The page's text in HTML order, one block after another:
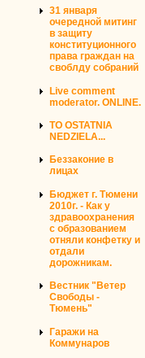
31 января
очередной митинг
в защиту
конституционного
права граждан на
своблду собраний
Live comment
moderator. ONLINE.
TO OSTATNIA
NEDZIELA...
Беззаконие в
лицах
Бюджет г. Тюмени
2010г. - Как у
здравоохранения
с образованием
отняли конфетку и
отдали
дорожникам.
Вестник "Ветер
Свободы -
Тюмень"
Гаражи на
Коммунаров